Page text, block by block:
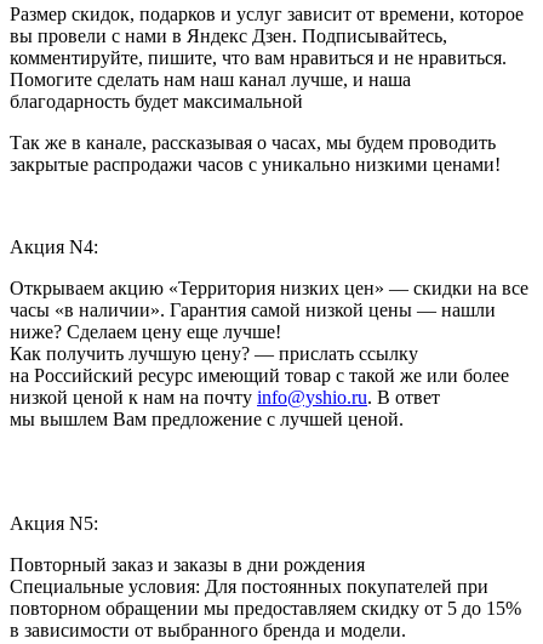
Размер скидок, подарков и услуг зависит от времени, которое
вы провели с нами в Яндекс Дзен. Подписывайтесь,
комментируйте, пишите, что вам нравиться и не нравиться.
Помогите сделать нам наш канал лучше, и наша
благодарность будет максимальной
Так же в канале, рассказывая о часах, мы будем проводить
закрытые распродажи часов с уникально низкими ценами!
Акция N4:
Открываем акцию «Территория низких цен» — скидки на все
часы «в наличии». Гарантия самой низкой цены — нашли
ниже? Сделаем цену еще лучше!
Как получить лучшую цену? — прислать ссылку
на Российский ресурс имеющий товар с такой же или более
низкой ценой к нам на почту info@yshio.ru. В ответ
мы вышлем Вам предложение с лучшей ценой.
Акция N5:
Повторный заказ и заказы в дни рождения
Специальные условия: Для постоянных покупателей при
повторном обращении мы предоставляем скидку от 5 до 15%
в зависимости от выбранного бренда и модели.